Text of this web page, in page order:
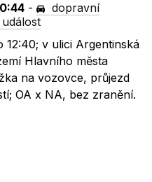
-
dopravní
12:40; v ulici Argentinská
Hlavního města
na vozovce, průjezd
OA x NA, bez zranění.